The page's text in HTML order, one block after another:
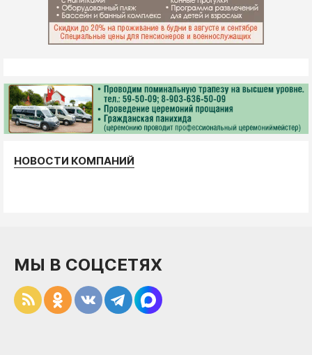
НОВОСТИ КОМПАНИЙ
МЫ В СОЦСЕТЯХ